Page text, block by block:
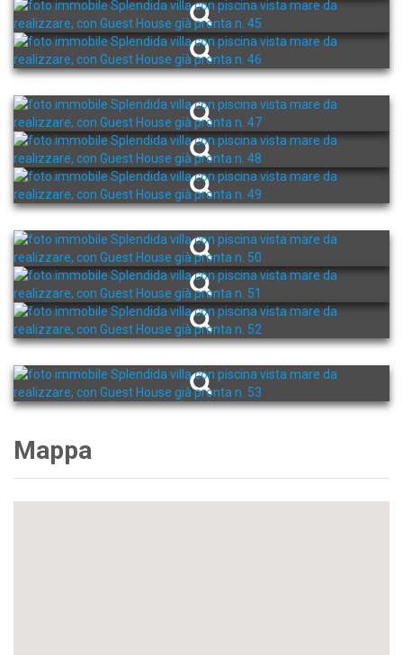
Mappa